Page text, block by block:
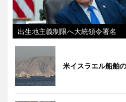
出生地主義制限へ大統領令署名
米イスラエル船舶